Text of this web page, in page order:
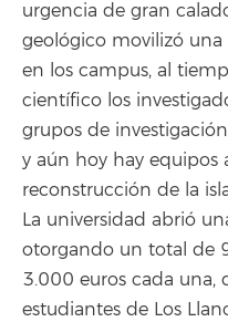
urgencia de gran
geológico movilizó una
en los campus, al
científico los
grupos de
y aún hoy hay equipos
reconstrucción de la
La universidad abrió
otorgando un total de
3.000 euros cada una,
estudiantes de Los